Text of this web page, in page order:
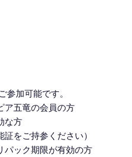
参加可能です。
ア五竜の会員の方
な方
証をご持参ください）
パック期限が有効の方